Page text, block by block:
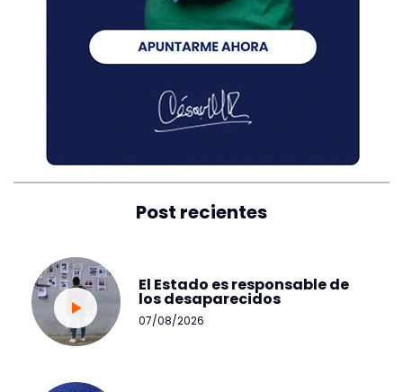
Post recientes
El Estado es responsable de
los desaparecidos
07/08/2026